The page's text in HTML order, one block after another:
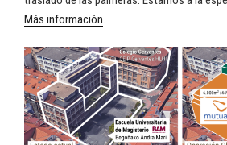
Más información.